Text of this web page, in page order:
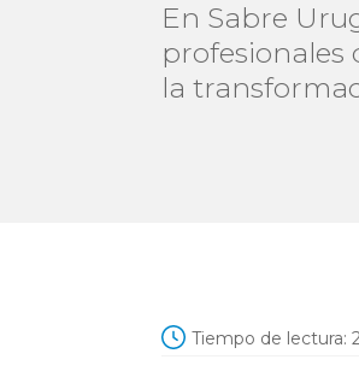
En Sabre
profesionales
la
Tiempo de lectura: